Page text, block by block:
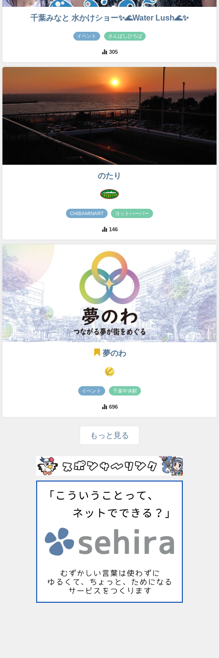
千葉みなと 水かけショー✨🌊Water Lush🌊✨
イベント さんばしひろば
305
のたり
CHIBAMINART ヨットハーバー
146
夢のわ
イベント 千葉中央駅
696
もっと見る